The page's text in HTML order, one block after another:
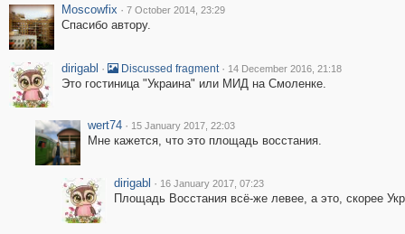
Moscowfix · 7 October 2014, 23:29
Спасибо автору.
dirigabl · Discussed fragment · 14 December 2016, 21:18
Это гостиница "Украина" или МИД на Смоленке.
wert74 · 15 January 2017, 22:03
Мне кажется, что это площадь восстания.
dirigabl · 16 January 2017, 07:23
Площадь Восстания всё-же левее, а это, скорее